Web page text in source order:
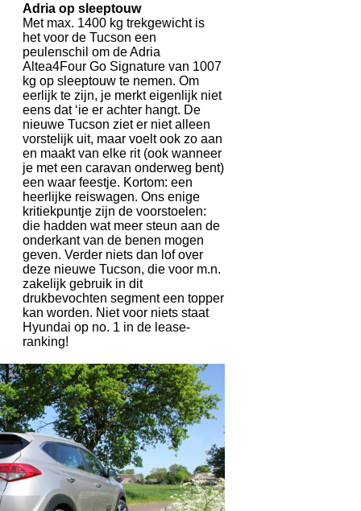
Adria op sleeptouw
Met max. 1400 kg trekgewicht is
het voor de Tucson een
peulenschil om de Adria
Altea4Four Go Signature van 1007
kg op sleeptouw te nemen. Om
eerlijk te zijn, je merkt eigenlijk niet
eens dat ‘ie er achter hangt. De
nieuwe Tucson ziet er niet alleen
vorstelijk uit, maar voelt ook zo aan
en maakt van elke rit (ook wanneer
je met een caravan onderweg bent)
een waar feestje. Kortom: een
heerlijke reiswagen. Ons enige
kritiekpuntje zijn de voorstoelen:
die hadden wat meer steun aan de
onderkant van de benen mogen
geven. Verder niets dan lof over
deze nieuwe Tucson, die voor m.n.
zakelijk gebruik in dit
drukbevochten segment een topper
kan worden. Niet voor niets staat
Hyundai op no. 1 in de lease-
ranking!